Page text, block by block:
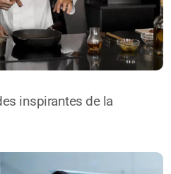
inspirantes de la